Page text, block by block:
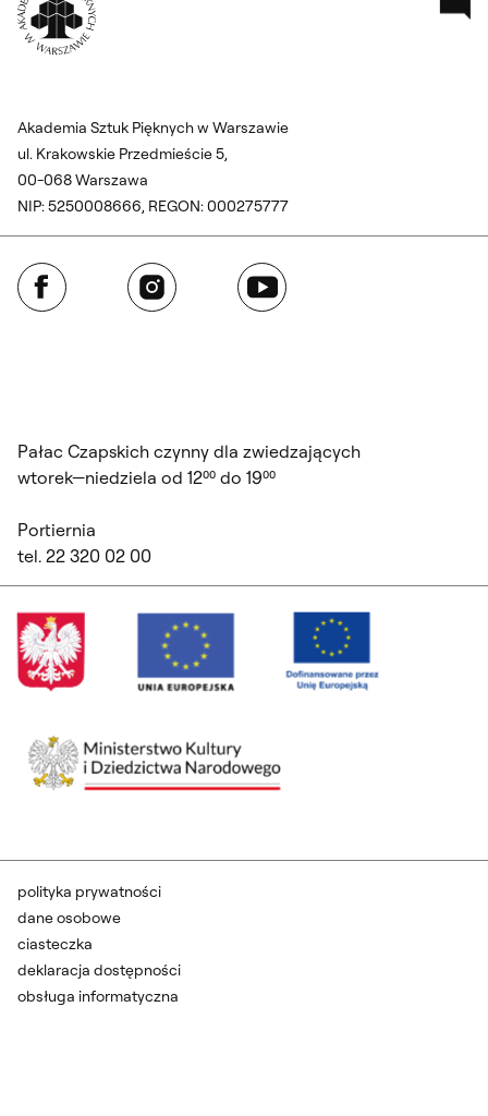
Akademia Sztuk Pięknych w Warszawie
ul. Krakowskie Przedmieście 5,
00-068 Warszawa
NIP: 5250008666, REGON: 000275777
Facebook Instagram YouTube
Pałac Czapskich czynny dla zwiedzających
wtorek—niedziela od 12⁰⁰ do 19⁰⁰
Portiernia
tel. 22 320 02 00
polityka prywatności
dane osobowe
ciasteczka
deklaracja dostępności
obsługa informatyczna